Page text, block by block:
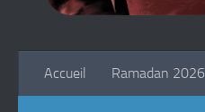
Accueil Ramadan 2026